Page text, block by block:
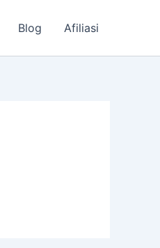
Blog Afiliasi